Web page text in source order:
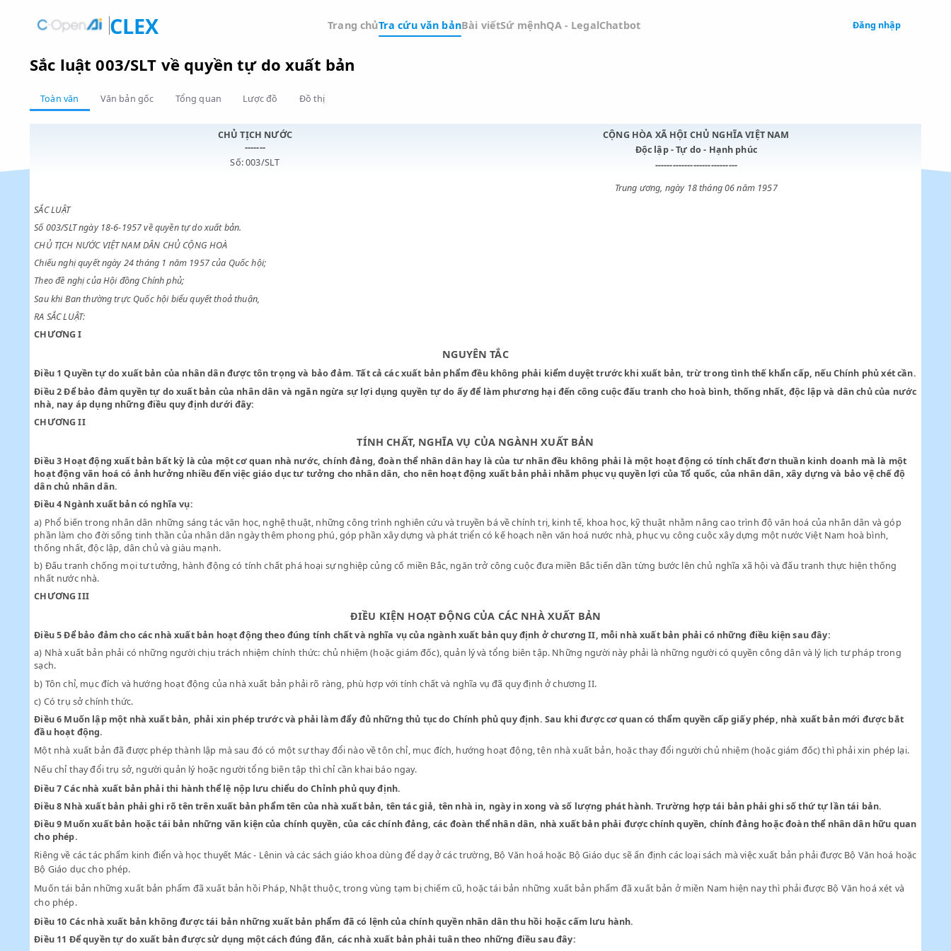
CLEX Trang chủTra cứu văn bảnBài viếtSứ mệnhQA - Legal
Sắc luật 003/SLT về quyền tự do xuất bản
Toàn văn
CHỦ TỊCH NƯỚC
-------
CỘNG HÒA XÃ HỘI CHỦ NGHĨA VIỆT NAM
Độc lập - Tự do - Hạnh phúc
----------------------------
SẮC LUẬT
Số 003/SLT ngày 18-6-1957 về quyền tự do xuất bản.
CHỦ TỊCH NƯỚC VIỆT NAM DÂN CHỦ CỘNG HOÀ
Chiếu nghị quyết ngày 24 tháng 1 năm 1957 của Quốc hội;
Theo đề nghị của Hội đồng Chính phủ;
Sau khi Ban thường trực Quốc hội biểu quyết thoả thuận,
CHƯƠNG I
NGUYÊN TẮC
Điều 1
Để bảo đảm quyền tự do xuất bản của nhân dân và ngăn ngừa sự lợi dụng quyền tự do ấy để làm phương hại đến công cuộc đấu tranh cho hoà bình, thống nhất, độc lập và
CHƯƠNG II
Hoạt động xuất bản bất kỳ là của một cơ quan nhà nước, chính đảng, đoàn thể nhân dân hay là của tư nhân đều không phải là một hoạt động có tính chất đơn thuần kinh
hoạt động văn hoá có ảnh hưởng nhiều đến việc giáo dục tư tưởng cho nhân dân, cho nên hoạt động xuất bản phải nhằm phục vụ quyền lợi của Tổ quốc, của nhân dân, xây dựng và
dân chủ nhân dân.
Điều 4 Ngành xuất bản có nghĩa vụ:
a)Phổ biến trong nhân dân những sáng tác văn học, nghệ thuật, những công trình nghiên cứu và truyền bá về chính trị, kinh tế, khoa học, kỹ thuật nhằm nâng cao trình độ văn hoá của nhân
phần làm cho đời sống tinh thần của nhân dân ngày thêm phong phú, góp phần xây dựng và phát triển có kế hoạch nền văn hoá nước nhà, phục vụ công cuộc xây dựng một nước Việt Nam
b)Đấu tranh chống mọi tư tưởng, hành động có tính chất phá hoại sự nghiệp củng cố miền Bắc, ngăn trở công cuộc đưa miền Bắc tiến dần từng bước lên chủ nghĩa xã hội và đấu tranh thực
nhất nước nhà.
CHƯƠNG III
ĐIỀU KIỆN HOẠT ĐỘNG CỦA CÁC NHÀ XUẤT BẢN
Điều 5Để bảo đảm cho các nhà xuất bản hoạt động theo đúng tính chất và nghĩa vụ của ngành xuất bản quy định ở chương II, mỗi nhà xuất bản phải có những điều kiện sau đây:
a)Nhà xuất bản phải có những người chịu trách nhiệm chính thức: chủ nhiệm (hoặc giám đốc), quản lý và tổng biên tập. Những người này phải là những người có quyền công dân và lý lịch tư
sạch.
b)
Tôn chỉ, mục đích và hướng hoạt động của nhà xuất bản phải rõ ràng, phù hợp với tính chất và nghĩa vụ đã quy định ở chương II.
Có trụ sở chính thức.
Điều 6
Muốn lập một nhà xuất bản, phải xin phép trước và phải làm đẩy đủ những thủ tục do Chính phủ quy định. Sau khi được cơ quan có thẩm quyền cấp giấy phép, nhà xuất bản
đầu hoạt động.
Một nhà xuất bản đã được phép thành lập mà sau đó có một sự thay đổi nào về tôn chỉ, mục đích, hướng hoạt động, tên nhà xuất bản, hoặc thay đổi người chủ nhiệm (hoặc giám đốc) thì
Nếu chỉ thay đổi trụ sở, người quản lý hoặc người tổng biên tập thì chỉ cần khai báo ngay.
Điều 7 Các nhà xuất bản phải thi hành thể lệ nộp lưu chiểu do Chỉnh phủ quy định.
Điều 8Nhà xuất bản phải ghi rõ tên trên xuất bản phẩm tên của nhà xuất bản, tên tác giả, tên nhà in, ngày in xong và số lượng phát hành. Trường hợp tái bản phải ghi số thứ tự lần
Điều 9 Muốn xuất bản hoặc tái bản những văn kiện của chính quyền, của các chính đảng, các đoàn thể nhân dân, nhà xuất bản phải được chính quyền, chính đảng hoặc đoàn thể nhân